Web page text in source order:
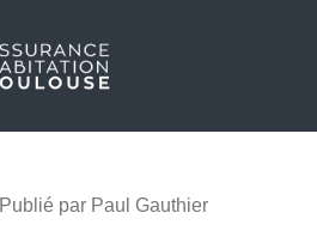
Publié par Paul Gauthier